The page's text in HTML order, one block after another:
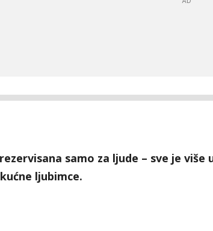
samo za ljude – sve je više
ljubimce.